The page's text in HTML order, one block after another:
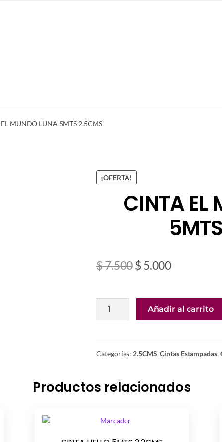
MUNDO LUNA 5MTS 2.5CMS
¡OFERTA!
CINTA EL
$7.500El
original
era:
$5.000El
actual
es:
CINTA
5MTS
Añadir al carrito
Categorías: 2.5CMS,Cintas Estampadas,
Productos relacionados